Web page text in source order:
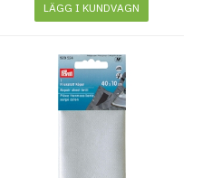
LÄGG I KUNDVAGN